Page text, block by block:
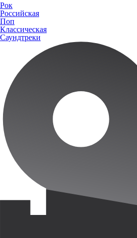
Рок
Российская
Поп
Классическая
Саундтреки